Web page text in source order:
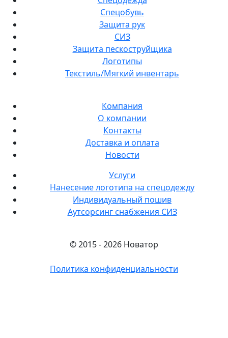
Спецобувь
Защита рук
СИЗ
Защита пескоструйщика
Логотипы
Текстиль/Мягкий инвентарь
Компания
О компании
Контакты
Доставка и оплата
Новости
Услуги
Нанесение логотипа на спецодежду
Индивидуальный пошив
Аутсорсинг снабжения СИЗ
© 2015 - 2026 Новатор
Политика конфиденциальности